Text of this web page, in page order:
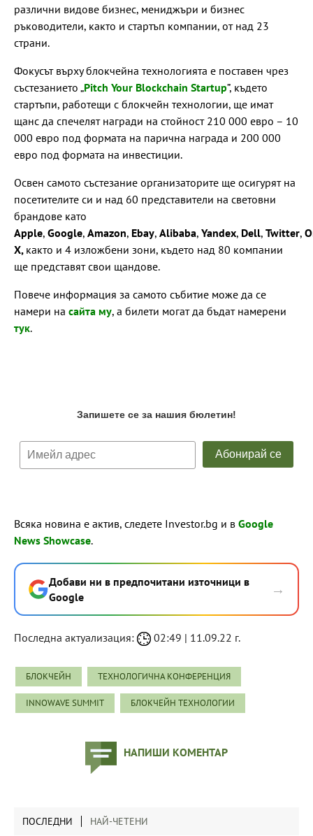
различни видове бизнес, мениджъри и бизнес
ръководители, както и стартъп компании, от над 23
страни.
Фокусът върху блокчейна технологията е поставен чрез
състезанието „Pitch Your Blockchain Startup”, където
стартъпи, работещи с блокчейн технологии, ще имат
щанс да спечелят награди на стойност 210 000 евро – 10
000 евро под формата на парична награда и 200 000
евро под формата на инвестиции.
Освен самото състезание организаторите ще осигурят на
посетителите си и над 60 представители на световни
брандове катo
Apple, Google, Amazon, Ebay, Alibaba, Yandex, Dell, Twitter,
X, както и 4 изложбени зони, където над 80 компании
ще представят свои щандове.
Повече информация за самото събитие може да се
намери на сайта му, а билети могат да бъдат намерени
тук.
Всяка новина е актив, следете Investor.bg и в Google
News Showcase.
Добави ни в предпочитани източници в
Google
→
Последна актуализация: 02:49 | 11.09.22 г.
БЛОКЧЕЙН ТЕХНОЛОГИЧНА КОНФЕРЕНЦИЯ
INNOWAVE SUMMIT БЛОКЧЕЙН ТЕХНОЛОГИИ
НАПИШИ КОМЕНТАР
ПОСЛЕДНИ НАЙ-ЧЕТЕНИ